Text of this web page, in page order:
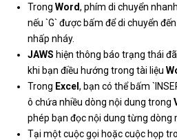
Trong Word, phím di chuyển
nếu `G` được bấm để di chuyển
nhấp nháy.
JAWS hiện thông báo trạng thái
khi bạn điều hướng trong tài liệu
Trong Excel , bạn có thể bấm
ô chứa nhiều dòng nội dung trong
phép bạn đọc nội dung từng dòng
Tại một cuộc gọi hoặc cuộc họp